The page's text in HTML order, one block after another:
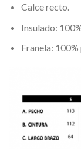
Calce recto.
Insulado:
Franela: